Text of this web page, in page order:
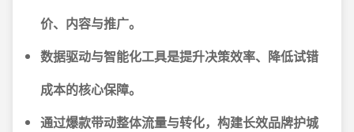
价、内容与推广。
数据驱动与智能化工具是提升决策效率、降低试错
成本的核心保障。
通过爆款带动整体流量与转化，构建长效品牌护城